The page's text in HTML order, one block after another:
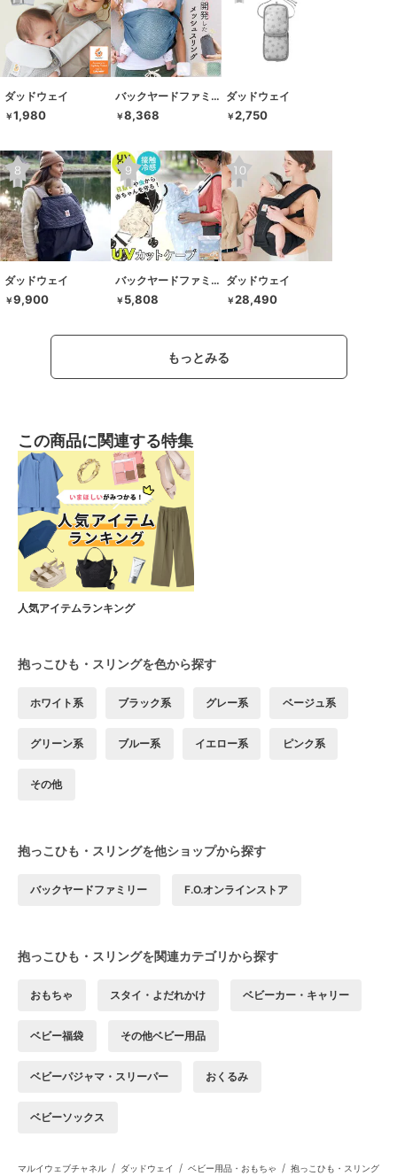
ダッドウェイ
￥1,980
バックヤードファミリー
￥8,368
ダッドウェイ
￥2,750
ダッドウェイ
￥9,900
バックヤードファミリー
￥ 5,808
ダッドウェイ
￥28,490
もっとみる
この商品に関連する特集
人気アイテムランキング
抱っこひも・スリングを色から探す
ホワイト系 ブラック系 グレー系 ベージュ系
グリーン系 ブルー系 イエロー系 ピンク系
その他
抱っこひも・スリングを他ショップから探す
バックヤードファミリー F.O.オンラインストア
抱っこひも・スリングを関連カテゴリから探す
おもちゃ スタイ・よだれかけ ベビーカー・キャリー
ベビー福袋 その他ベビー用品
ベビーパジャマ・スリーパー おくるみ
ベビーソックス
マルイウェブチャネル / ダッドウェイ / ベビー用品・おもちゃ / 抱っこひも・スリング